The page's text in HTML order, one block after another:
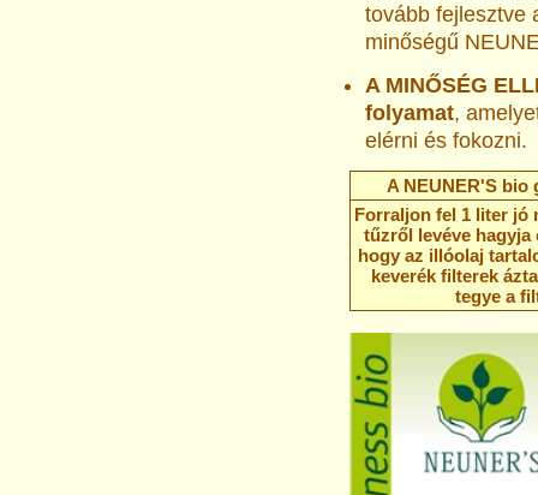
tovább fejlesztve
minőségű
A MINŐSÉG
folyamat,
elérni és fokozni.
A NEUNER'S bio
Forraljon fel 1 liter jó
tűzről levéve hagyja
hogy az illóolaj
keverék filterek
tegye a